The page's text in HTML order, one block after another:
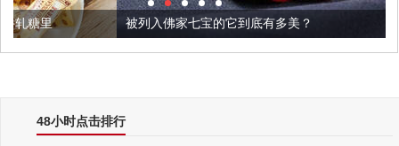
被列入佛家七宝的它到底有多美？
48小时点击排行